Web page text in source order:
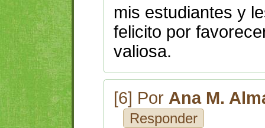
mis estudiantes y
felicito por
valiosa.
[6] Por Ana M.
Responder